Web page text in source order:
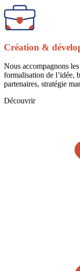
Création &
Nous accompagnons les
formalisation de l’idée,
partenaires, stratégie
Découvrir